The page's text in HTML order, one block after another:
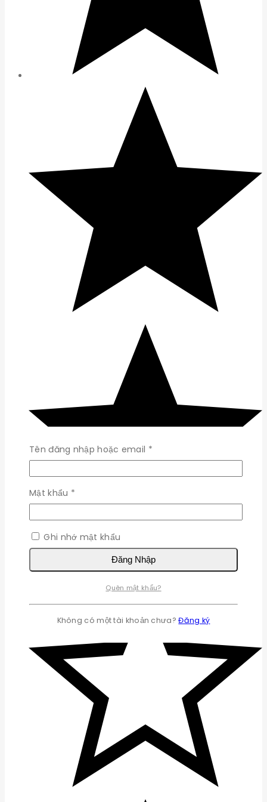
Tên đăng nhập hoặc email *Bắt
buộc
Mật khẩu *
buộc
Ghi nhớ mật khẩu
Đăng Nhập
Quên mật khẩu?
Không có một tài khoản chưa?Đăng ký